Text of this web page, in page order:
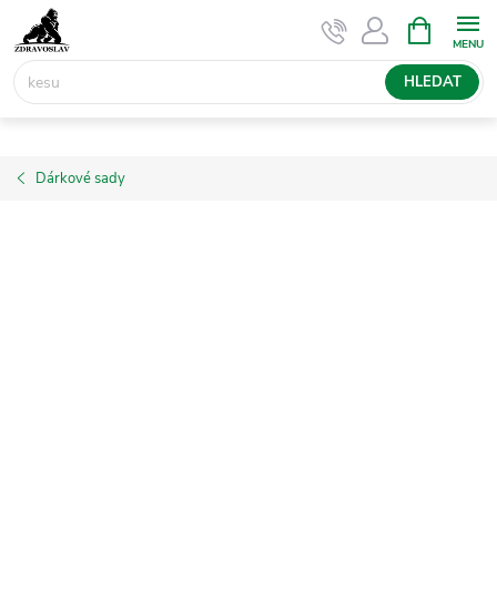
na
obsah
HLEDAT
NÁKUPNÍ
KOŠÍK
Dárkové sady